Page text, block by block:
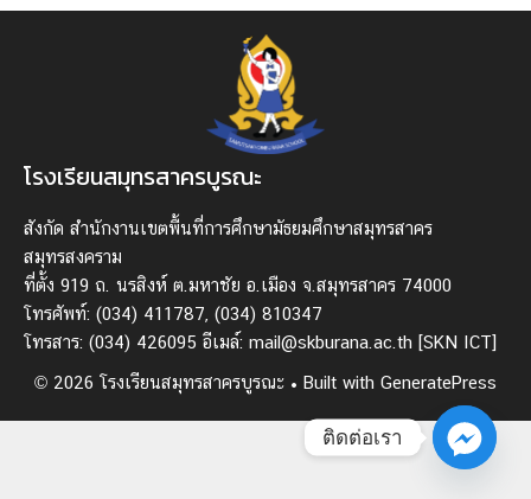
โรงเรียนสมุทรสาครบูรณะ
สังกัด สํานักงานเขตพื้นที่การศึกษามัธยมศึกษาสมุทรสาคร
สมุทรสงคราม
ที่ตั้ง 919 ถ. นรสิงห์ ต.มหาชัย อ.เมือง จ.สมุทรสาคร 74000
โทรศัพท์: (034) 411787, (034) 810347
โทรสาร: (034) 426095 อีเมล์: mail@skburana.ac.th [SKN ICT]
© 2026 โรงเรียนสมุทรสาครบูรณะ • Built with GeneratePress
ติดต่อเรา